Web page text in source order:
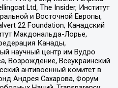
Ltd, The Insider, Институт
и Восточной Европы,
22 Foundation, Канадский
Макдональда-Лорье,
Канады,
научный центр им Вудро
Возрождение, Всеукраинский
антивоенный комитет в
Андрея Сахарова, Форум